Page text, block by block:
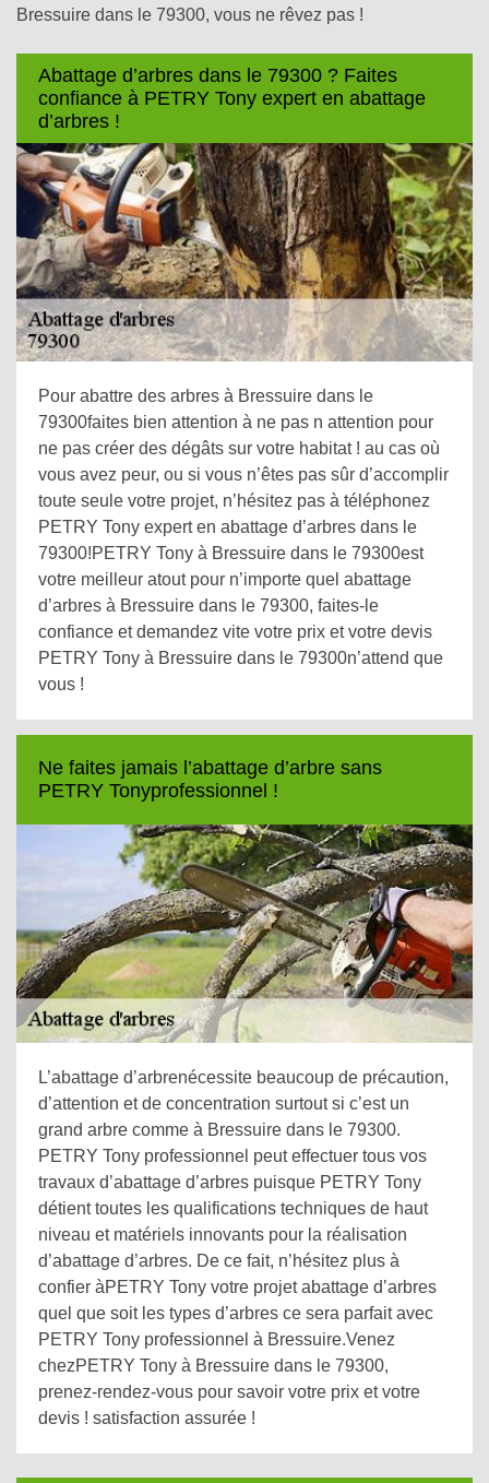
Bressuire dans le 79300, vous ne rêvez pas !
Abattage d’arbres dans le 79300 ? Faites
confiance à PETRY Tony expert en abattage
d’arbres !
Pour abattre des arbres à Bressuire dans le
79300faites bien attention à ne pas n attention pour
ne pas créer des dégâts sur votre habitat ! au cas où
vous avez peur, ou si vous n’êtes pas sûr d’accomplir
toute seule votre projet, n’hésitez pas à téléphonez
PETRY Tony expert en abattage d’arbres dans le
79300!PETRY Tony à Bressuire dans le 79300est
votre meilleur atout pour n’importe quel abattage
d’arbres à Bressuire dans le 79300, faites-le
confiance et demandez vite votre prix et votre devis
PETRY Tony à Bressuire dans le 79300n’attend que
vous !
Ne faites jamais l’abattage d’arbre sans
PETRY Tonyprofessionnel !
L’abattage d’arbrenécessite beaucoup de précaution,
d’attention et de concentration surtout si c’est un
grand arbre comme à Bressuire dans le 79300.
PETRY Tony professionnel peut effectuer tous vos
travaux d’abattage d’arbres puisque PETRY Tony
détient toutes les qualifications techniques de haut
niveau et matériels innovants pour la réalisation
d’abattage d’arbres. De ce fait, n’hésitez plus à
confier àPETRY Tony votre projet abattage d’arbres
quel que soit les types d’arbres ce sera parfait avec
PETRY Tony professionnel à Bressuire.Venez
chezPETRY Tony à Bressuire dans le 79300,
prenez-rendez-vous pour savoir votre prix et votre
devis ! satisfaction assurée !